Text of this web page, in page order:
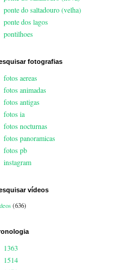
ponte do saltadouro (velha)
ponte dos lagos
pontilhoes
fotografias
fotos aereas
fotos animadas
fotos antigas
fotos ia
fotos nocturnas
fotos panoramicas
fotos pb
instagram
vídeos
(636)
1363
1514